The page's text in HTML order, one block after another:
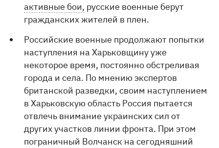
активные бои, русские военные берут
гражданских жителей в плен.
Российские военные продолжают попытки
наступления на Харьковщину уже
некоторое время, постоянно обстреливая
города и села. По мнению экспертов
британской разведки, своим наступлением
в Харьковскую область Россия пытается
отвлечь внимание украинских сил от
других участков линии фронта. При этом
пограничный Волчанск на сегодняшний